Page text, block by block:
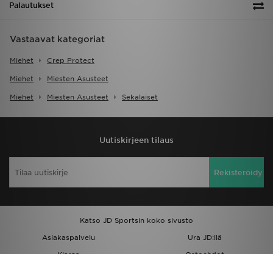
Palautukset
Vastaavat kategoriat
Miehet Crep Protect
Miehet Miesten Asusteet
Miehet Miesten Asusteet Sekalaiset
Uutiskirjeen tilaus
Rekisteröidy
Katso JD Sportsin koko sivusto
Asiakaspalvelu
Ura JD:llä